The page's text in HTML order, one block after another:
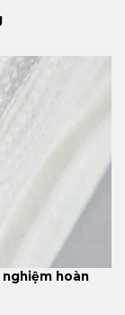
nghiệm hoàn